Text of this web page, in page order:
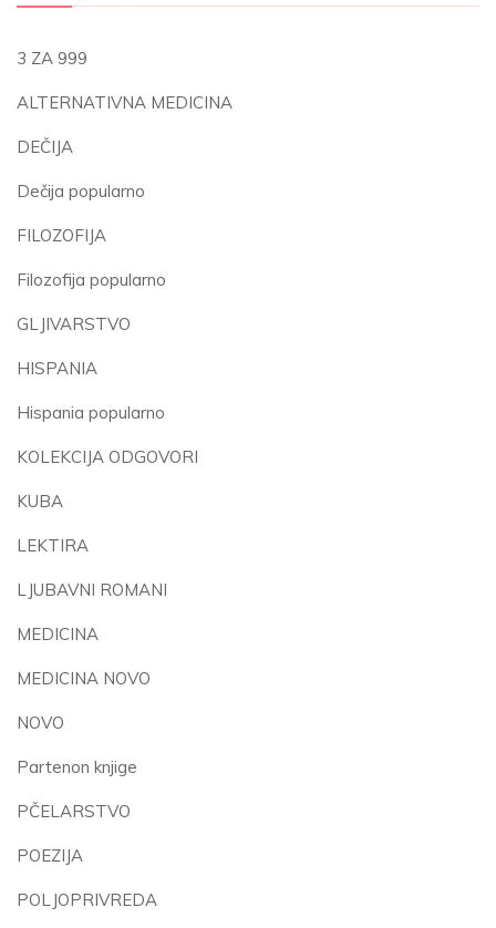
3 ZA 999
ALTERNATIVNA MEDICINA
DEČIJA
Dečija popularno
FILOZOFIJA
Filozofija popularno
GLJIVARSTVO
HISPANIA
Hispania popularno
KOLEKCIJA ODGOVORI
KUBA
LEKTIRA
LJUBAVNI ROMANI
MEDICINA
MEDICINA NOVO
NOVO
Partenon knjige
PČELARSTVO
POEZIJA
POLJOPRIVREDA